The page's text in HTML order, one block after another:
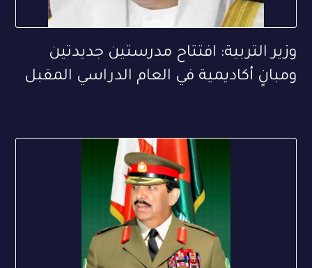
وزير التربية: افتتاح مدرستين جديدتين
ومبانٍ أكاديمية في العام الدراسي المقبل